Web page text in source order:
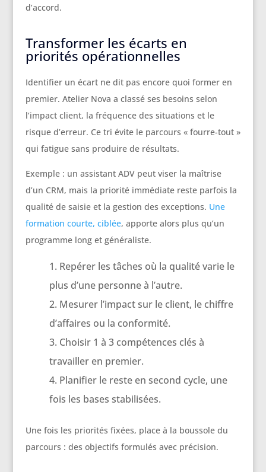
d’accord.
Transformer les écarts en
priorités opérationnelles
Identifier un écart ne dit pas encore quoi former en
premier. Atelier Nova a classé ses besoins selon
l’impact client, la fréquence des situations et le
risque d’erreur. Ce tri évite le parcours « fourre-tout »
qui fatigue sans produire de résultats.
Exemple : un assistant ADV peut viser la maîtrise
d’un CRM, mais la priorité immédiate reste parfois la
qualité de saisie et la gestion des exceptions. Une
formation courte, ciblée, apporte alors plus qu’un
programme long et généraliste.
Repérer les tâches où la qualité varie le
plus d’une personne à l’autre.
Mesurer l’impact sur le client, le chiffre
d’affaires ou la conformité.
Choisir 1 à 3 compétences clés à
travailler en premier.
Planifier le reste en second cycle, une
fois les bases stabilisées.
Une fois les priorités fixées, place à la boussole du
parcours : des objectifs formulés avec précision.